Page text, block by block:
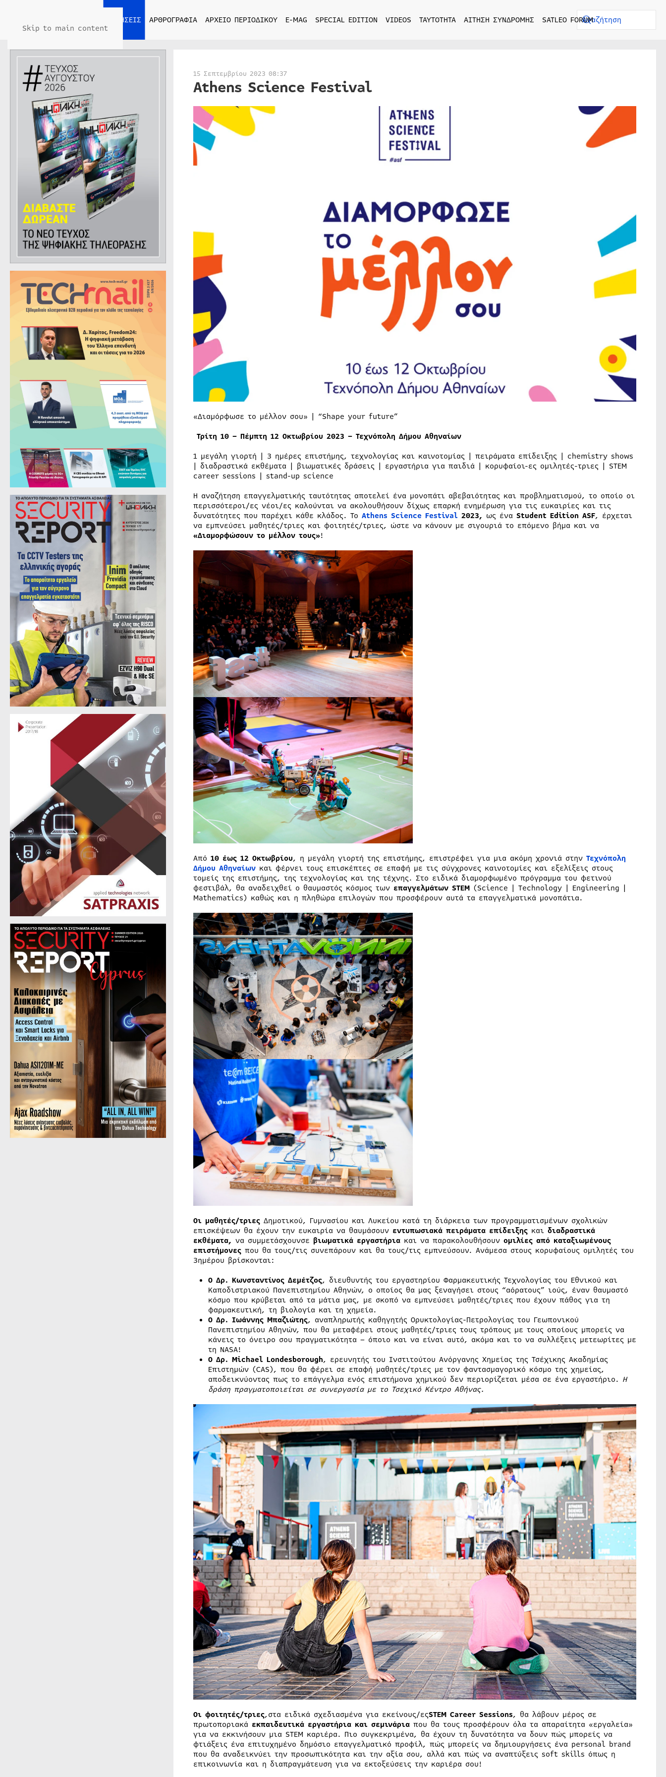
Skip to main content
ΕΙΔΗΣΕΙΣ ΑΡΘΡΟΓΡΑΦΙΑ ΑΡΧΕΙΟ ΠΕΡΙΟΔΙΚΟΥ E-MAG SPECIAL EDITION VIDEOS ΤΑΥΤΟΤΗΤΑ ΑΙΤΗΣΗ ΣΥΝΔΡΟΜΗΣ SATLEO FORUM
15 Σεπτεμβρίου 2023 08:37
Athens Science Festival
«Διαμόρφωσε το μέλλον σου» | “Shape your future”
Τρίτη 10 – Πέμπτη 12 Οκτωβρίου 2023 – Τεχνόπολη Δήμου Αθηναίων
1 μεγάλη γιορτή | 3 ημέρες επιστήμης, τεχνολογίας και καινοτομίας | πειράματα επίδειξης | chemistry shows
| διαδραστικά εκθέματα | βιωματικές δράσεις | εργαστήρια για παιδιά | κορυφαίοι-ες ομιλητές-τριες | STEM
career sessions | stand-up science
Η αναζήτηση επαγγελματικής ταυτότητας αποτελεί ένα μονοπάτι αβεβαιότητας και προβληματισμού, το οποίο οι
περισσότεροι/ες νέοι/ες καλούνται να ακολουθήσουν δίχως επαρκή ενημέρωση για τις ευκαιρίες και τις
δυνατότητες που παρέχει κάθε κλάδος. Το Athens Science Festival2023, ως ένα Student Edition ASF, έρχεται
να εμπνεύσει μαθητές/τριες και φοιτητές/τριες, ώστε να κάνουν με σιγουριά το επόμενο βήμα και να
«Διαμορφώσουν το μέλλον τους»!
Από 10 έως 12 Οκτωβρίου, η μεγάλη γιορτή της επιστήμης, επιστρέφει για μια ακόμη χρονιά στην Τεχνόπολη
Δήμου Αθηναίωνκαι φέρνει τους επισκέπτες σε επαφή με τις σύγχρονες καινοτομίες και εξελίξεις στους
τομείς της επιστήμης, της τεχνολογίας και της τέχνης. Στο ειδικά διαμορφωμένο πρόγραμμα του φετινού
φεστιβάλ, θα αναδειχθεί ο θαυμαστός κόσμος των επαγγελμάτων STEM(Science | Technology | Engineering |
Mathematics) καθώς και η πληθώρα επιλογών που προσφέρουν αυτά τα επαγγελματικά μονοπάτια.
Οι μαθητές/τριεςΔημοτικού, Γυμνασίου και Λυκείου κατά τη διάρκεια των προγραμματισμένων σχολικών
επισκέψεων θα έχουν την ευκαιρία να θαυμάσουνεντυπωσιακά πειράματα επίδειξης καιδιαδραστικά
εκθέματα, να συμμετάσχουνσε βιωματικά εργαστήρια και να παρακολουθήσουνομιλίες από καταξιωμένους
επιστήμονεςπου θα τους/τις συνεπάρουν και θα τους/τις εμπνεύσουν. Ανάμεσα στους κορυφαίους ομιλητές του
3ημέρου βρίσκονται:
Ο Δρ. Κωνσταντίνος Δεμέτζος, διευθυντής του εργαστηρίου Φαρμακευτικής Τεχνολογίας του Εθνικού και
Καποδιστριακού Πανεπιστημίου Αθηνών, ο οποίος θα μας ξεναγήσει στους “αόρατους” ιούς, έναν θαυμαστό
κόσμο που κρύβεται από τα μάτια μας, με σκοπό να εμπνεύσει μαθητές/τριες που έχουν πάθος για τη
φαρμακευτική, τη βιολογία και τη χημεία.
Ο Δρ. Ιωάννης Μπαζιώτης, αναπληρωτής καθηγητής Ορυκτολογίας-Πετρολογίας του Γεωπονικού
Πανεπιστημίου Αθηνών, που θα μεταφέρει στους μαθητές/τριες τους τρόπους με τους οποίους μπορείς να
κάνεις το όνειρο σου πραγματικότητα – όποιο και να είναι αυτό, ακόμα και το να συλλέξεις μετεωρίτες με
τη NASA!
Ο Δρ. Michael Londesborough, ερευνητής του Ινστιτούτου Ανόργανης Χημείας της Τσέχικης Ακαδημίας
Επιστημών (CAS), που θα φέρει σε επαφή μαθητές/τριες με τον φαντασμαγορικό κόσμο της χημείας,
αποδεικνύοντας πως το επάγγελμα ενός επιστήμονα χημικού δεν περιορίζεται μέσα σε ένα εργαστήριο. Η
δράση πραγματοποιείται σε συνεργασία με το Τσεχικό Κέντρο Αθήνας.
Οι φοιτητές/τριες,στα ειδικά σχεδιασμένα για εκείνους/εςSTEM Career Sessions, θα λάβουν μέρος σε
πρωτοποριακά εκπαιδευτικά εργαστήρια και σεμινάριαπου θα τους προσφέρουν όλα τα απαραίτητα «εργαλεία»
για να εκκινήσουν μια STEM καριέρα. Πιο συγκεκριμένα, θα έχουν τη δυνατότητα να δουν πώς μπορείς να
φτιάξεις ένα επιτυχημένο δημόσιο επαγγελματικό προφίλ, πώς μπορείς να δημιουργήσεις ένα personal brand
που θα αναδεικνύει την προσωπικότητα και την αξία σου, αλλά και πώς να αναπτύξεις soft skills όπως η
επικοινωνία και η διαπραγμάτευση για να εκτοξεύσεις την καριέρα σου!